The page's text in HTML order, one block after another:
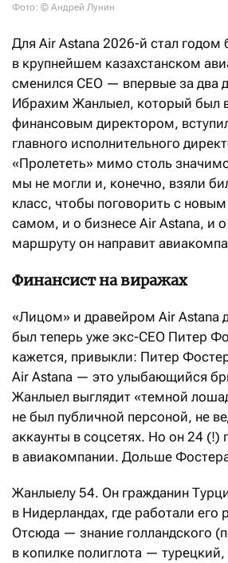
Фото: © Андрей Лунин
Для Air Astana 2026-й стал
в крупнейшем казахстанском
сменился CEO — впервые за два
Ибрахим Жанлыел, который был
финансовым директором,
главного исполнительного
«Пролететь» мимо столь
мы не могли и, конечно, взяли
класс, чтобы поговорить с
самом, и о бизнесе Air Astana, и
маршруту он направит
Финансист на виражах
«Лицом» и дравейром Air Astana
был теперь уже экс-CEO Питер
кажется, привыкли: Питер
Air Astana — это улыбающийся
Жанлыел выглядит «темной
не был публичной персоной, не
аккаунты в соцсетях. Но он 24 (!)
в авиакомпании. Дольше
Жанлыелу 54. Он гражданин
в Нидерландах, где работали его
Отсюда — знание голландского
в копилке полиглота — турецкий,